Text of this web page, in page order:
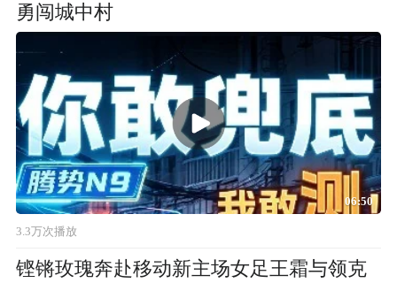
勇闯城中村
06:50
3.3万次播放
铿锵玫瑰奔赴移动新主场女足王霜与领克